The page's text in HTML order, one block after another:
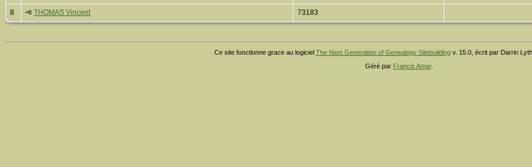
8 THOMAS Vincent 73183
Ce site fonctionne grace au logiciel The Next Generation of Genealogy Sitebuildingv. 15.0, écrit par Darrin
Géré par Francis Amar.